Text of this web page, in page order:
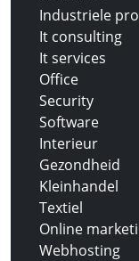
Industriele
It consulting
It services
Office
Security
Software
Interieur
Gezondheid
Kleinhandel
Textiel
Online
Webhosting